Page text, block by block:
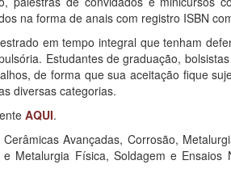
na forma de anais com registro ISBN
em tempo integral que tenham
Estudantes de graduação,
de forma que sua aceitação fique
diversas categorias.
AQUI.
Avançadas, Corrosão,
Metalurgia Física, Soldagem e